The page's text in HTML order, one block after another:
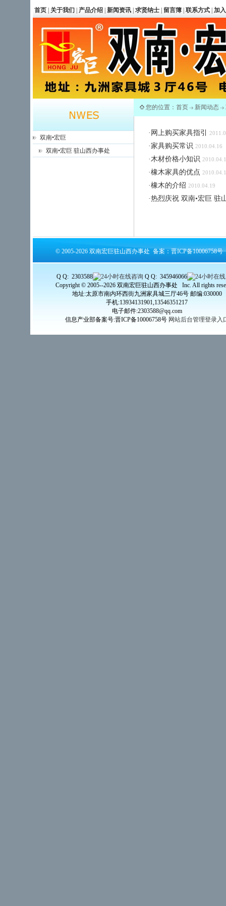
首页 关于我们 产品介绍 新闻资讯 求贤纳士 留言簿 联系方式 加
双南•宏巨
双南•宏巨 驻山西办事处
您的位置： 首页 新闻动态
· 网上购买家具指引
·家具购买常识 2010.04.16
·木材价格小知识
·橡木家具的优点
·橡木的介绍 2010.04.19
·热烈庆祝 双南•宏巨 驻
© 2005-2026 双南宏巨驻山西办事处 备案：晋ICP备10006758号
Q Q: 2303588
Q Q: 345946066
Copyright © 2005--2026 双南宏巨驻山西办事处 Inc. All rights
地址:太原市南内环西街九洲家具城三厅46号 邮编:030000
手机:13934131901,13546351217
电子邮件:2303588@qq.com
信息产业部备案号:晋ICP备10006758号 网站后台管理登录入